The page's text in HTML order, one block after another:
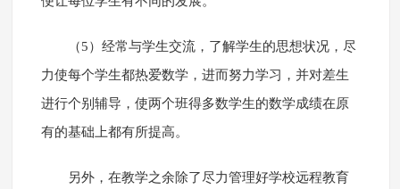
（5）经常与学生交流，了解学生的思想状况，尽
力使每个学生都热爱数学，进而努力学习，并对差生
进行个别辅导，使两个班得多数学生的数学成绩在原
有的基础上都有所提高。
另外，在教学之余除了尽力管理好学校远程教育